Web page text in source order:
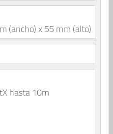
(ancho) x 55 mm (alto)
hasta 10m